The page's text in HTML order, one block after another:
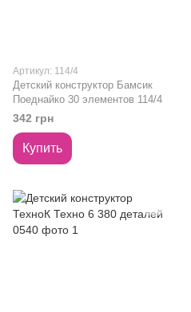
Артикул: 114/4
Детский конструктор Бамсик
Поеднайко 30 элементов 114/4
342 грн
Купить